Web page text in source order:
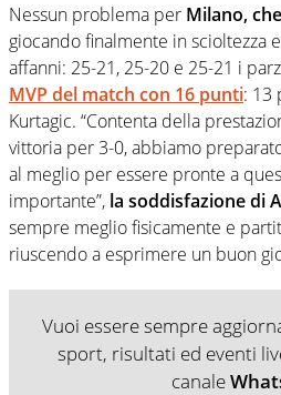
Nessun problema per Milano,
giocando finalmente in scioltezza
affanni: 25-21, 25-20 e 25-21 i
MVP del match con 16 punti: 13
Kurtagic. “Contenta della
vittoria per 3-0, abbiamo
al meglio per essere pronte a
importante”, la soddisfazione di
sempre meglio fisicamente e
riuscendo a esprimere un buon
Vuoi essere sempre
sport, risultati ed eventi
canale